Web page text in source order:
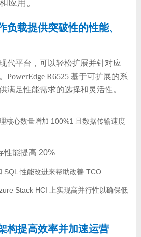
应用。
负载提供突破性的性能、
代平台，可以轻松扩展并针对应
PowerEdge R6525 基于可扩展的系
满足性能需求的选择和灵活性。
核心数量增加 100%1 且数据传输速度
性能提高 20%
SQL 性能改进来帮助改善 TCO
Stack HCI 上实现高并行性以确保低
构提高效率并加速运营